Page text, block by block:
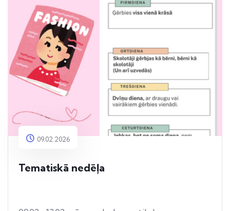
09.02.2026
Tematiskā nedēļa